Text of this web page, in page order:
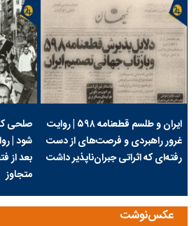
ایران و طلسم قطعنامه ۵۹۸ | روایت
غرور راهبردی و فرصت‌های از دست
رفته‌ای که اثراتی جبران‌ناپذیر داشت
صلحی
شود |
بعد از
متجاوز
عکس‌نوشت